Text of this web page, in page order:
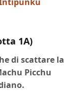
1A)
di scattare la
Picchu